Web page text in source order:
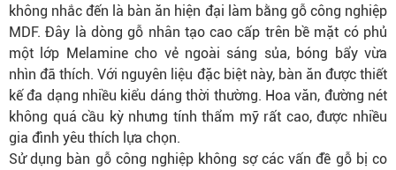
không nhắc đến là bàn ăn hiện đại làm bằng gỗ công nghiệp
MDF. Đây là dòng gỗ nhân tạo cao cấp trên bề mặt có phủ
một lớp Melamine cho vẻ ngoài sáng sủa, bóng bẩy vừa
nhìn đã thích. Với nguyên liệu đặc biệt này, bàn ăn được thiết
kế đa dạng nhiều kiểu dáng thời thường. Hoa văn, đường nét
không quá cầu kỳ nhưng tính thẩm mỹ rất cao, được nhiều
gia đình yêu thích lựa chọn.
Sử dụng bàn gỗ công nghiệp không sợ các vấn đề gỗ bị co